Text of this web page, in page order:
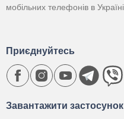
мобільних телефонів в Україні
Завантажити застосунок
Приєднуйтесь